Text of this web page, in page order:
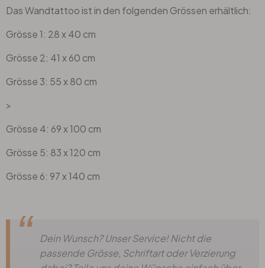
Das Wandtattoo ist in den folgenden Grössen erhältlich:
Grösse 1: 28 x 40 cm
Grösse 2: 41 x 60 cm
Grösse 3: 55 x 80 cm
>
Grösse 4: 69 x 100 cm
Grösse 5: 83 x 120 cm
Grösse 6: 97 x 140 cm
Dein Wunsch? Unser Service! Nicht die
passende Grösse, Schriftart oder Verzierung